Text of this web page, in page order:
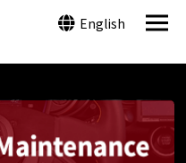
English